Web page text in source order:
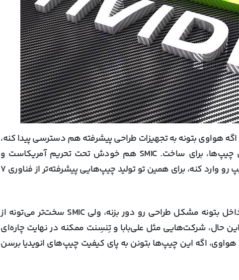
هواوی بتونه به تجهیزات طراحی پیشرفته هم دسترسی پیدا کنه،
باز باید بره سراغ SMIC، تولیدکننده‌ی چینی چیپ‌ها، برای ساخت. SMIC هم خودش تحت تحریم آمریکاست و
نمی‌تونه دستگاه‌های پیشرفته‌ی ساخت چیپ رو وارد کنه، برای همین تو تولید چیپ‌هایی پیشرفته‌تر از فناوری ۷
ممکنه هواوی با تکیه بر تجهیزات ساخت داخل بتونه مشکل طراحی رو دور بزنه، ولی SMIC سخت‌تر می‌تونه از
حال، شرکت‌هایی مثل علی‌بابا و تِنسِنت ممکنه در نهایت چاره‌ای
اگه این چیپ‌ها بتونن به پای کیفیت چیپ‌های انویدیا برسن